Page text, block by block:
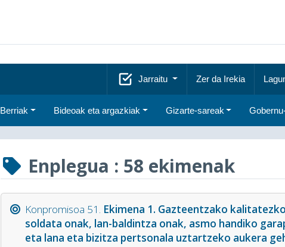
Jarraitu Zer da Irekia
Berriak Bideoak eta argazkiak Gizarte-sareak
Enplegua : 58 ekimenak
Konpromisoa 51. Ekimena 1. Gazteentzako
soldata onak, lan-baldintza onak, asmo handiko
eta lana eta bizitza pertsonala uztartzeko aukera